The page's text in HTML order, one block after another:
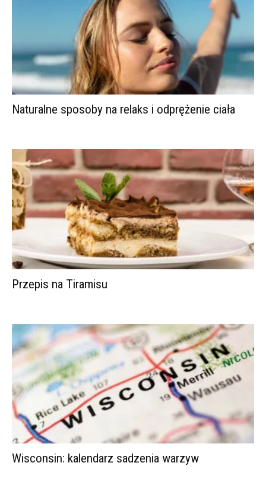
Naturalne sposoby na relaks i odprężenie ciała
Przepis na Tiramisu
Wisconsin: kalendarz sadzenia warzyw